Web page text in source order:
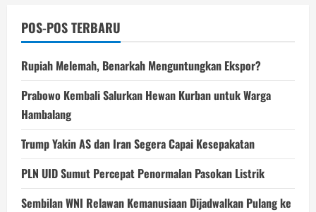
POS-POS TERBARU
Rupiah Melemah, Benarkah Menguntungkan Ekspor?
Prabowo Kembali Salurkan Hewan Kurban untuk Warga
Hambalang
Trump Yakin AS dan Iran Segera Capai Kesepakatan
PLN UID Sumut Percepat Penormalan Pasokan Listrik
Sembilan WNI Relawan Kemanusiaan Dijadwalkan Pulang ke